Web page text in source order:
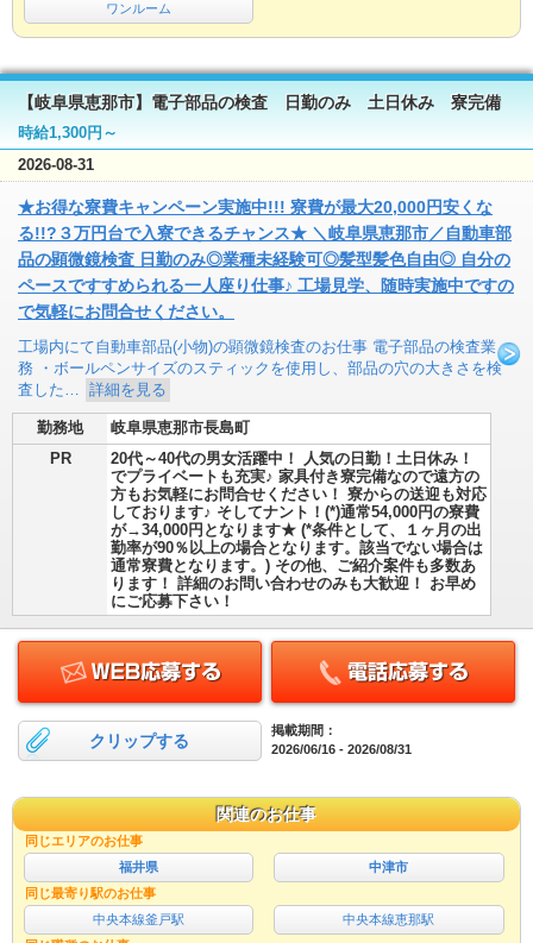
ワンルーム
【岐阜県恵那市】電子部品の検査 日勤のみ 土日休み 寮完備
時給1,300円～
2026-08-31
★お得な寮費キャンペーン実施中!!! 寮費が最大20,000円安くな
る!!?３万円台で入寮できるチャンス★ ＼岐阜県恵那市／自動車部
品の顕微鏡検査 日勤のみ◎業種未経験可◎髪型髪色自由◎ 自分の
ペースですすめられる一人座り仕事♪ 工場見学、随時実施中ですの
で気軽にお問合せください。
工場内にて自動車部品(小物)の顕微鏡検査のお仕事 電子部品の検査業
務 ・ボールペンサイズのスティックを使用し、部品の穴の大きさを検
査した…
詳細を見る
勤務地
岐阜県恵那市長島町
PR
20代～40代の男女活躍中！ 人気の日勤！土日休み！
でプライベートも充実♪ 家具付き寮完備なので遠方の
方もお気軽にお問合せください！ 寮からの送迎も対応
しております♪ そしてナント！(*)通常54,000円の寮費
が→34,000円となります★ (*条件として、１ヶ月の出
勤率が90％以上の場合となります。該当でない場合は
通常寮費となります。) その他、ご紹介案件も多数あ
ります！ 詳細のお問い合わせのみも大歓迎！ お早め
にご応募下さい！
クリップする
掲載期間：
2026/06/16 - 2026/08/31
関連のお仕事
同じエリアのお仕事
福井県
中津市
同じ最寄り駅のお仕事
中央本線釜戸駅
中央本線恵那駅